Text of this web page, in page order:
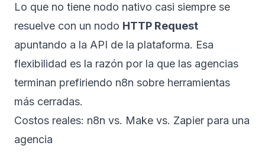
Lo que no tiene nodo nativo casi siempre se
resuelve con un nodo HTTP Request
apuntando a la API de la plataforma. Esa
flexibilidad es la razón por la que las agencias
terminan prefiriendo n8n sobre herramientas
más cerradas.
Costos reales: n8n vs. Make vs. Zapier para una
agencia